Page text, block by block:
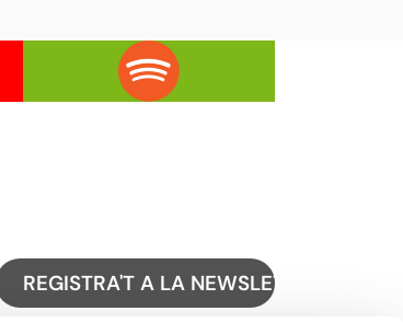
REGISTRA'T A LA NEWSLETTER